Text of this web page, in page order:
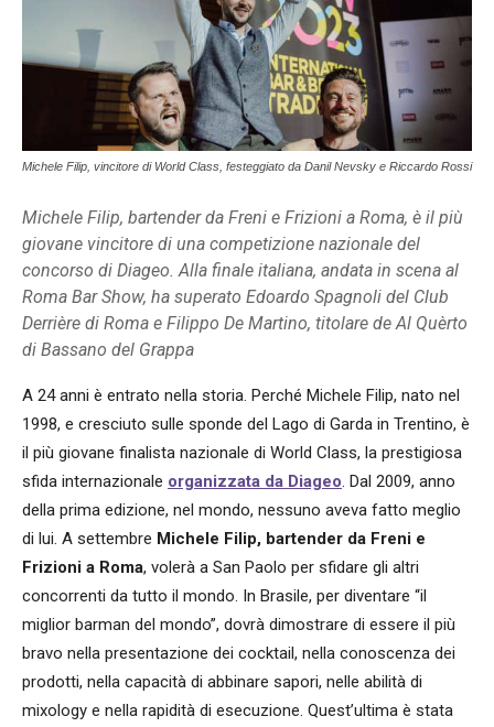
Michele Filip, vincitore di World Class, festeggiato da Danil Nevsky e Riccardo Rossi
Michele Filip, bartender da Freni e Frizioni a Roma, è il più
giovane vincitore di una competizione nazionale del
concorso di Diageo. Alla finale italiana, andata in scena al
Roma Bar Show, ha superato Edoardo Spagnoli del Club
Derrière di Roma e Filippo De Martino, titolare de Al Quèrto
di Bassano del Grappa
A 24 anni è entrato nella storia. Perché Michele Filip, nato nel
1998, e cresciuto sulle sponde del Lago di Garda in Trentino, è
il più giovane finalista nazionale di World Class, la prestigiosa
sfida internazionale organizzata da Diageo. Dal 2009, anno
della prima edizione, nel mondo, nessuno aveva fatto meglio
di lui. A settembre Michele Filip, bartender da Freni e
Frizioni a Roma, volerà a San Paolo per sfidare gli altri
concorrenti da tutto il mondo. In Brasile, per diventare “il
miglior barman del mondo”, dovrà dimostrare di essere il più
bravo nella presentazione dei cocktail, nella conoscenza dei
prodotti, nella capacità di abbinare sapori, nelle abilità di
mixology e nella rapidità di esecuzione. Quest’ultima è stata